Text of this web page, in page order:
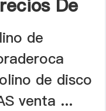
De
de
de disco
venta ...